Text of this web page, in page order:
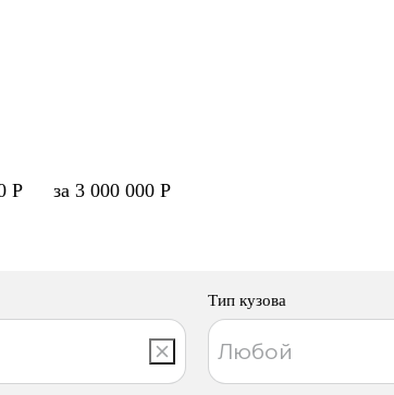
Р за 3 000 000 Р
Тип кузова